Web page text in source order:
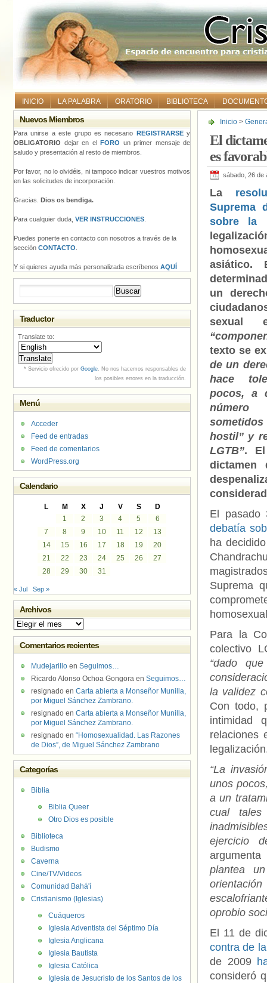
INICIO LA PALABRA ORATORIO BIBLIOTECA
Inicio >
El
es
sábado, 26 de
La
Suprema
sobre la
asiático.
un
sexual
texto se
de un
hace
pocos, a
número
hostil” y
LGTB”. El
El pasado
debatía
ha
Suprema
Para la
colectivo
“dado
la validez
Con todo,
intimidad
relaciones
“La
unos
a un
cual tales
ejercicio
plantea
oprobio
El 11 de
contra de
de 2009
consideró
Nuevos Miembros
Para unirse a este grupo es necesario REGISTRARSEy
OBLIGATORIO dejar en el FORO un primer mensaje de
saludo y presentación al resto de miembros.
Por favor, no lo olvidéis, ni tampoco indicar vuestros motivos
en las solicitudes de incorporación.
Gracias. Dios os bendiga.
Para cualquier duda, VER INSTRUCCIONES
Puedes ponerte en contacto con nosotros a través de la
sección CONTACTO
Y si quieres ayuda más personalizada escríbenos AQUÍ
Traductor
Translate to:
* Servicio ofrecido por Google. No nos hacemos responsables de
los posibles errores en la traducción.
Menú
Acceder
Feed de entradas
Feed de comentarios
WordPress.org
Calendario
L M X J V S
D
1
2 3 4 5
6
7
8 9 10 11 12
13
14
15 16 17 18 19
20
21
22 23 24 25 26
27
28
29 30 31
« Jul Sep »
Archivos
Archivos
Comentarios recientes
Mudejarillo en Seguimos…
Ricardo Alonso Ochoa Gongora en Seguimos…
resignado en Carta abierta a Monseñor Munilla,
por Miguel Sánchez Zambrano.
resignado en Carta abierta a Monseñor Munilla,
por Miguel Sánchez Zambrano.
resignado en “Homosexualidad. Las Razones
de Dios”, de Miguel Sánchez Zambrano
Categorías
Biblia
Biblia Queer
Otro Dios es posible
Biblioteca
Budismo
Caverna
Cine/TV/Videos
Comunidad Bahá'í
Cristianismo (Iglesias)
Cuáqueros
Iglesia Adventista del Séptimo Día
Iglesia Anglicana
Iglesia Bautista
Iglesia Católica
Iglesia de Jesucristo de los Santos de los